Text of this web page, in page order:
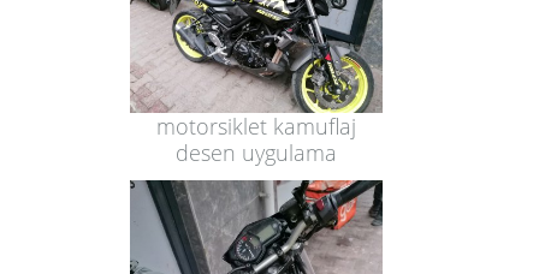
motorsiklet kamuflaj
desen uygulama